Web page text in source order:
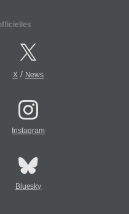
X/ News
Instagram
Bluesky